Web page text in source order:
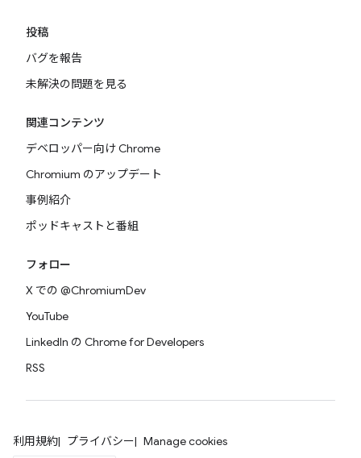
投稿
バグを報告
未解決の問題を見る
関連コンテンツ
デベロッパー向け Chrome
Chromium のアップデート
事例紹介
ポッドキャストと番組
フォロー
X での @ChromiumDev
YouTube
LinkedIn の Chrome for Developers
RSS
利用規約 プライバシー Manage cookies